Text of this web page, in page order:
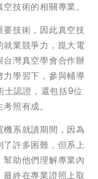
技術的相關專業。
技術，因此真空技
業競爭力，崑大電
灣真空學會合作辦
學習下，參與輔導
士認證，還包括9位
照有成。
系就讀期間，因為
許多困難，但系上
助他們理解專業內
終在專業證照上取